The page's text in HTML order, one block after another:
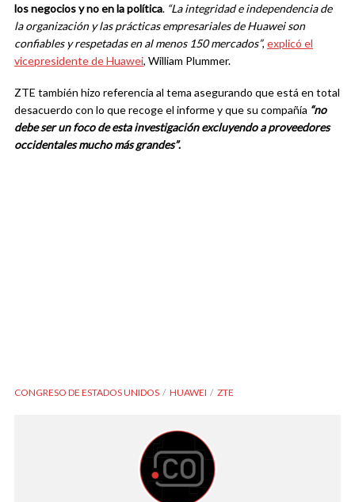
los negocios y no en la política. “La integridad e independencia de
la organización y las prácticas empresariales de Huawei son
confiables y respetadas en al menos 150 mercados”, explicó el
vicepresidente de Huawei, William Plummer.
ZTE también hizo referencia al tema asegurando que está en total
desacuerdo con lo que recoge el informe y que su compañía “no
debe ser un foco de esta investigación excluyendo a proveedores
occidentales mucho más grandes”.
CONGRESO DE ESTADOS UNIDOS HUAWEI ZTE